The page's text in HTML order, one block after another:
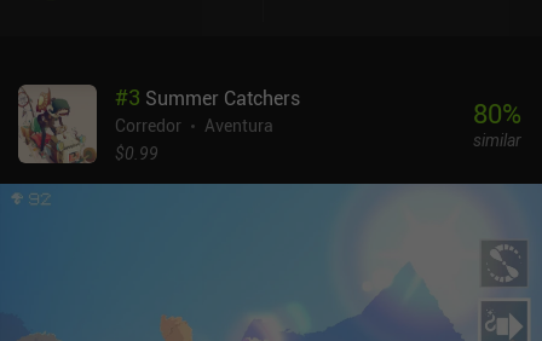
#3 Summer Catchers
Corredor
Aventura
$0.99
80%
similar